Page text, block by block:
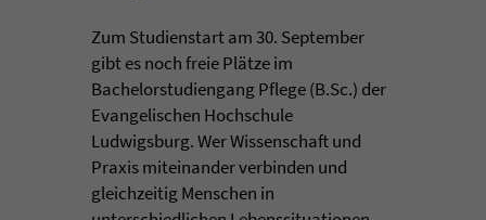
Zum Studienstart am 30. September
gibt es noch freie Plätze im
Bachelorstudiengang Pflege (B.Sc.) der
Evangelischen Hochschule
Ludwigsburg. Wer Wissenschaft und
Praxis miteinander verbinden und
gleichzeitig Menschen in